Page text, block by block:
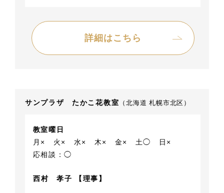
詳細はこちら
サンプラザ たかこ花教室 （北海道 札幌市北区）
教室曜日
月×
火× 水× 木× 金× 土◯
日×
応相談：◯
西村 孝子 【理事】